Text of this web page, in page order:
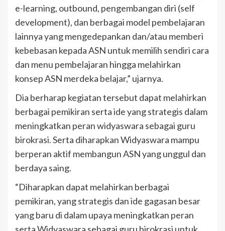
e-learning, outbound, pengembangan diri (self
development), dan berbagai model pembelajaran
lainnya yang mengedepankan dan/atau memberi
kebebasan kepada ASN untuk memilih sendiri cara
dan menu pembelajaran hingga melahirkan
konsep ASN merdeka belajar,” ujarnya.
Dia berharap kegiatan tersebut dapat melahirkan
berbagai pemikiran serta ide yang strategis dalam
meningkatkan peran widyaswara sebagai guru
birokrasi. Serta diharapkan Widyaswara mampu
berperan aktif membangun ASN yang unggul dan
berdaya saing.
“Diharapkan dapat melahirkan berbagai
pemikiran, yang strategis dan ide gagasan besar
yang baru di dalam upaya meningkatkan peran